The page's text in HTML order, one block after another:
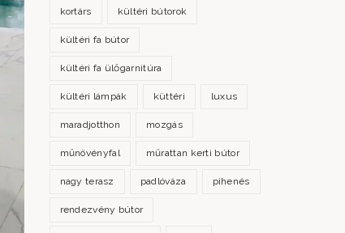
kortárs kültéri bútorok
kültéri fa bútor
kültéri fa ülőgarnitúra
kültéri lámpák küttéri luxus
maradjotthon mozgás
műnövényfal műrattan kerti bútor
nagy terasz padlóváza pihenés
rendezvény bútor